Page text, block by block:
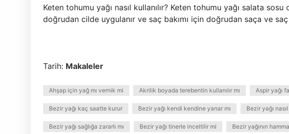
Keten tohumu yağı nasıl kullanılır? Keten tohumu yağı salata
doğrudan cilde uygulanır ve saç bakımı için doğrudan saça ve
Tarih: Makaleler
Ahşap için yağ mı vernik mi Akrilik boyada terebentin kullanılır mı Aspir yağı
Bezir yağı kaç saatte kurur Bezir yağı kendi kendine yanar mı Bezir yağı
Bezir yağı sağlığa zararlı mı Bezir yağı tinerle inceltilir mi Bezir yağının